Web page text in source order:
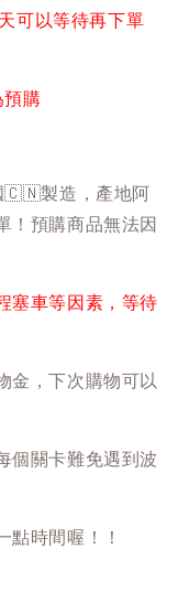
可以等待再下單
預購
🇨🇳製造，產地阿
！預購商品無法因
塞車等因素，等待
金，下次購物可以
個關卡難免遇到波
點時間喔！！